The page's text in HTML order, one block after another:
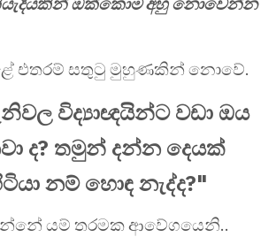
එතරම් සතුටු මුහුණකින් නොවේ.
විද්‍යාඥයින්ට වඩා ඔය
ද? තමුන් දන්න දෙයක්
නම් හොඳ නැද්ද?"
යම් තරමක ආවේගයෙනි..